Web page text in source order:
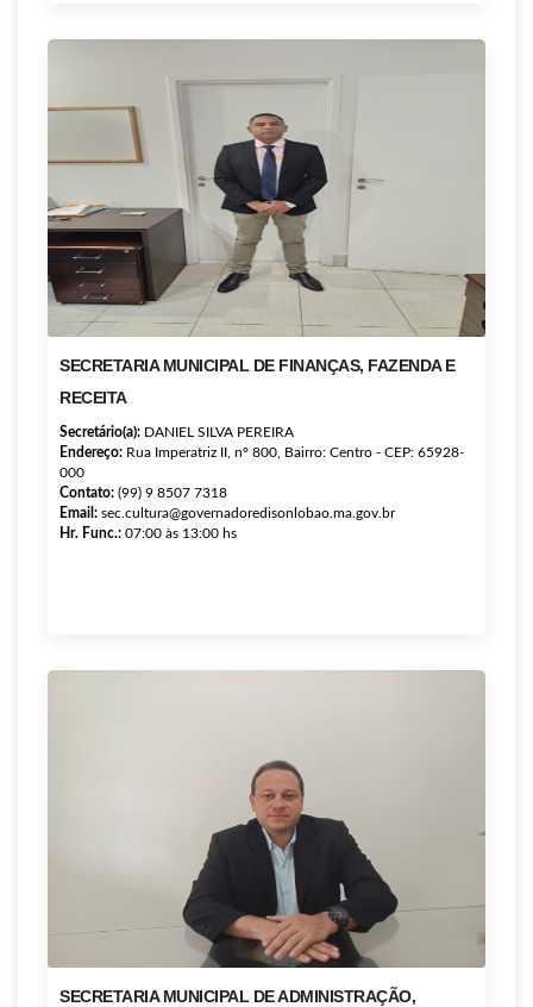
SECRETARIA MUNICIPAL DE FINANÇAS, FAZENDA E
RECEITA
Secretário(a): DANIEL SILVA PEREIRA
Endereço: Rua Imperatriz II, nº 800, Bairro: Centro - CEP: 65928-
000
Contato: (99) 9 8507 7318
Email: sec.cultura@governadoredisonlobao.ma.gov.br
Hr. Func.: 07:00 às 13:00 hs
SECRETARIA MUNICIPAL DE ADMINISTRAÇÃO,